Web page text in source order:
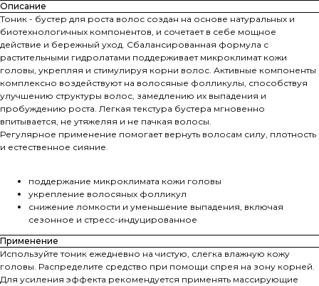
Описание
Тоник - бустер для роста волос создан на основе натуральных и
биотехнологичных компонентов, и сочетает в себе мощное
действие и бережный уход. Сбалансированная формула с
растительными гидролатами поддерживает микроклимат кожи
головы, укрепляя и стимулируя корни волос. Активные компоненты
комплексно воздействуют на волосяные фолликулы, способствуя
улучшению структуры волос, замедлению их выпадения и
пробуждению роста. Легкая текстура бустера мгновенно
впитывается, не утяжеляя и не пачкая волосы.
Регулярное применение помогает вернуть волосам силу, плотность
и естественное сияние.
поддержание микроклимата кожи головы
укрепление волосяных фолликул
снижение ломкости и уменьшение выпадения, включая
сезонное и стресс-индуцированное
Применение
Используйте тоник ежедневно на чистую, слегка влажную кожу
головы. Распределите средство при помощи спрея на зону корней.
Для усиления эффекта рекомендуется применять массирующие